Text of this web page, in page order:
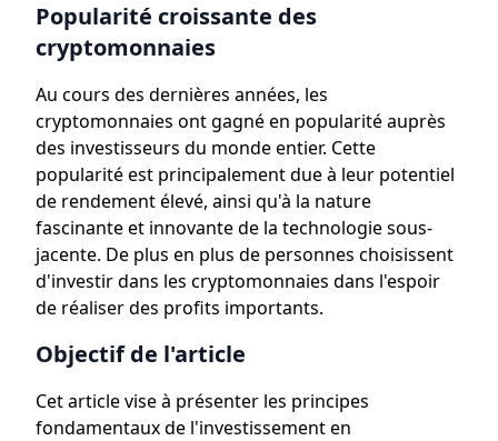
Popularité croissante des
cryptomonnaies
Au cours des dernières années, les
cryptomonnaies ont gagné en popularité auprès
des investisseurs du monde entier. Cette
popularité est principalement due à leur potentiel
de rendement élevé, ainsi qu'à la nature
fascinante et innovante de la technologie sous-
jacente. De plus en plus de personnes choisissent
d'investir dans les cryptomonnaies dans l'espoir
de réaliser des profits importants.
Objectif de l'article
Cet article vise à présenter les principes
fondamentaux de l'investissement en